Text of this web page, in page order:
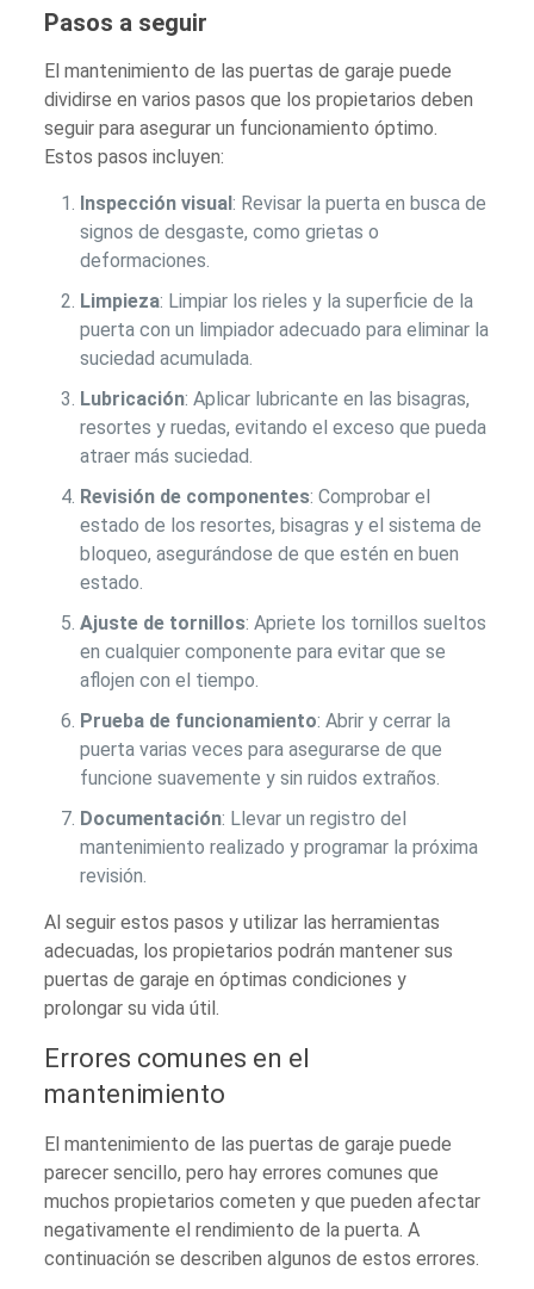
Pasos a seguir
El mantenimiento de las puertas de garaje puede
dividirse en varios pasos que los propietarios deben
seguir para asegurar un funcionamiento óptimo.
Estos pasos incluyen:
Inspección visual: Revisar la puerta en busca de
signos de desgaste, como grietas o
deformaciones.
Limpieza: Limpiar los rieles y la superficie de la
puerta con un limpiador adecuado para eliminar la
suciedad acumulada.
Lubricación: Aplicar lubricante en las bisagras,
resortes y ruedas, evitando el exceso que pueda
atraer más suciedad.
Revisión de componentes: Comprobar el
estado de los resortes, bisagras y el sistema de
bloqueo, asegurándose de que estén en buen
estado.
Ajuste de tornillos: Apriete los tornillos sueltos
en cualquier componente para evitar que se
aflojen con el tiempo.
Prueba de funcionamiento: Abrir y cerrar la
puerta varias veces para asegurarse de que
funcione suavemente y sin ruidos extraños.
Documentación: Llevar un registro del
mantenimiento realizado y programar la próxima
revisión.
Al seguir estos pasos y utilizar las herramientas
adecuadas, los propietarios podrán mantener sus
puertas de garaje en óptimas condiciones y
prolongar su vida útil.
Errores comunes en el
mantenimiento
El mantenimiento de las puertas de garaje puede
parecer sencillo, pero hay errores comunes que
muchos propietarios cometen y que pueden afectar
negativamente el rendimiento de la puerta. A
continuación se describen algunos de estos errores.